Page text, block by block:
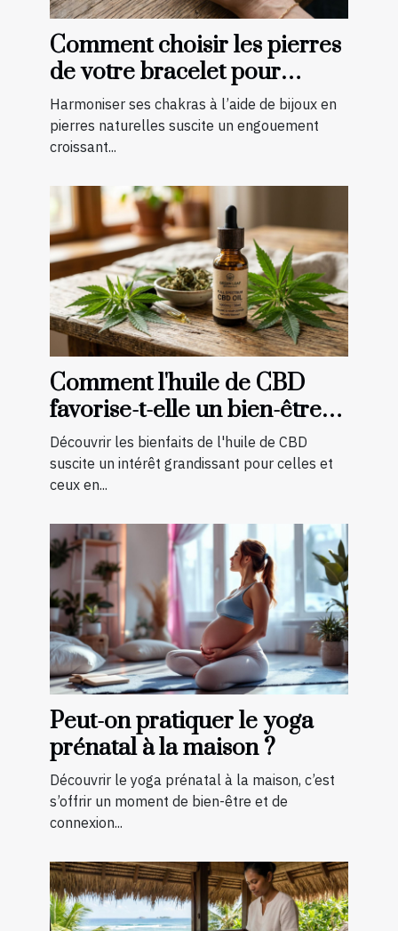
Comment choisir les pierres
de votre bracelet pour
harmoniser vos chakras ?
Harmoniser ses chakras à l’aide de bijoux en
pierres naturelles suscite un engouement
croissant...
Comment l'huile de CBD
favorise-t-elle un bien-être
quotidien ?
Découvrir les bienfaits de l'huile de CBD
suscite un intérêt grandissant pour celles et
ceux en...
Peut-on pratiquer le yoga
prénatal à la maison ?
Découvrir le yoga prénatal à la maison, c’est
s’offrir un moment de bien-être et de
connexion...